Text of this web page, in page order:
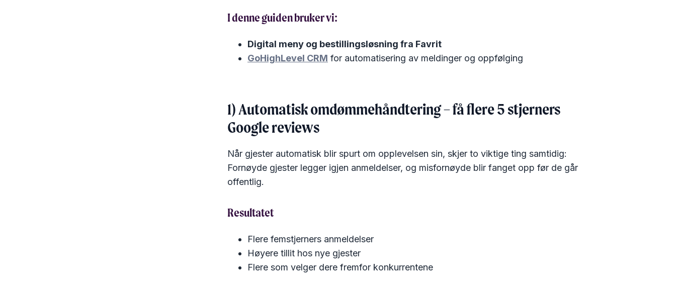
I denne guiden bruker vi:
Digital meny og bestillingsløsning fra Favrit
GoHighLevel CRM for automatisering av meldinger og oppfølging
1) Automatisk omdømmehåndtering – få flere 5 stjerners
Google reviews
Når gjester automatisk blir spurt om opplevelsen sin, skjer to viktige ting samtidig:
Fornøyde gjester legger igjen anmeldelser, og misfornøyde blir fanget opp før de går
offentlig.
Resultatet
Flere femstjerners anmeldelser
Høyere tillit hos nye gjester
Flere som velger dere fremfor konkurrentene